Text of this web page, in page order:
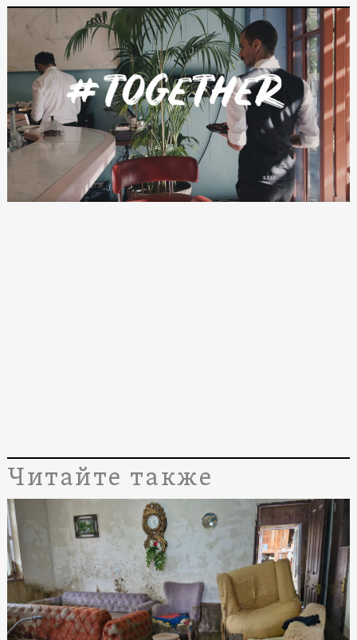
Читайте также